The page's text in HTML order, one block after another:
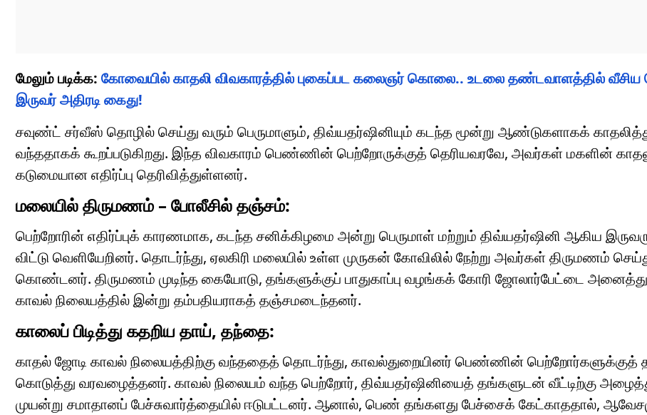
மேலும் படிக்க: கோவையில் காதலி விவகாரத்தில் புகைப்பட கலைஞர் கொலை.. உடலை தண்டவாளத்தில் வீசிய
இருவர் அதிரடி கைது!
சவுண்ட் சர்வீஸ் தொழில் செய்து வரும் பெருமாளும், திவ்யதர்ஷினியும் கடந்த மூன்று ஆண்டுகளாகக்
வந்ததாகக் கூறப்படுகிறது. இந்த விவகாரம் பெண்ணின் பெற்றோருக்குத் தெரியவரவே, அவர்கள் மகளின்
கடுமையான எதிர்ப்பு தெரிவித்துள்ளனர்.
மலையில் திருமணம் – போலீசில் தஞ்சம்:
பெற்றோரின் எதிர்ப்புக் காரணமாக, கடந்த சனிக்கிழமை அன்று பெருமாள் மற்றும் திவ்யதர்ஷினி ஆகிய
விட்டு வெளியேறினர். தொடர்ந்து, ஏலகிரி மலையில் உள்ள முருகன் கோவிலில் நேற்று அவர்கள் திருமணம்
கொண்டனர். திருமணம் முடிந்த கையோடு, தங்களுக்குப் பாதுகாப்பு வழங்கக் கோரி ஜோலார்பேட்டை
காவல் நிலையத்தில் இன்று தம்பதியராகத் தஞ்சமடைந்தனர்.
காலைப் பிடித்து கதறிய தாய், தந்தை:
காதல் ஜோடி காவல் நிலையத்திற்கு வந்ததைத் தொடர்ந்து, காவல்துறையினர் பெண்ணின் பெற்றோர்களுக்குத்
கொடுத்து வரவழைத்தனர். காவல் நிலையம் வந்த பெற்றோர், திவ்யதர்ஷினியைத் தங்களுடன் வீட்டிற்கு
முயன்று சமாதானப் பேச்சுவார்த்தையில் ஈடுபட்டனர். ஆனால், பெண் தங்களது பேச்சைக் கேட்காததால்,